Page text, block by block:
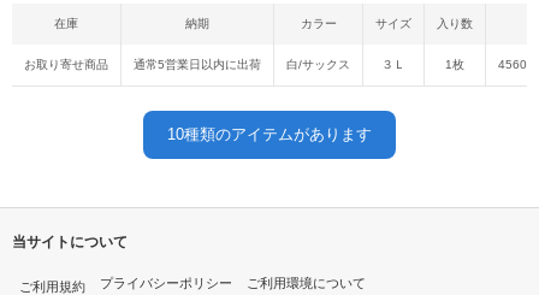
在庫 納期 カラー サイズ 入り数
お取り寄せ商品 通常5営業日以内に出荷 白/サックス ３Ｌ 1枚
10種類のアイテムがあります
当サイトについて
ご利用規約 プライバシーポリシー ご利用環境について